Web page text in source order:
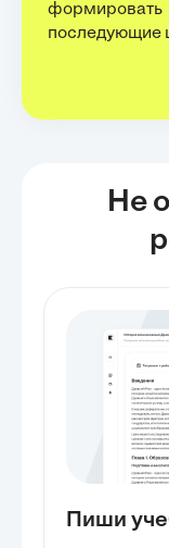
формировать
последующие
Не
Пиши